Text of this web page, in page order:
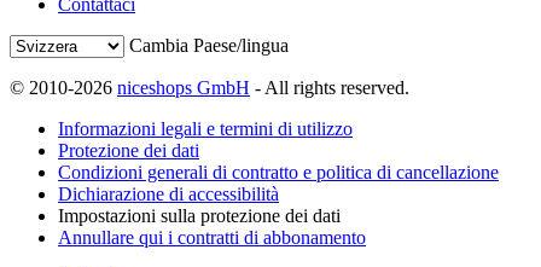
Contattaci
Cambia Paese/lingua
© 2010-2026 niceshops GmbH - All rights reserved.
Informazioni legali e termini di utilizzo
Protezione dei dati
Condizioni generali di contratto e politica di cancellazione
Dichiarazione di accessibilità
Impostazioni sulla protezione dei dati
Annullare qui i contratti di abbonamento